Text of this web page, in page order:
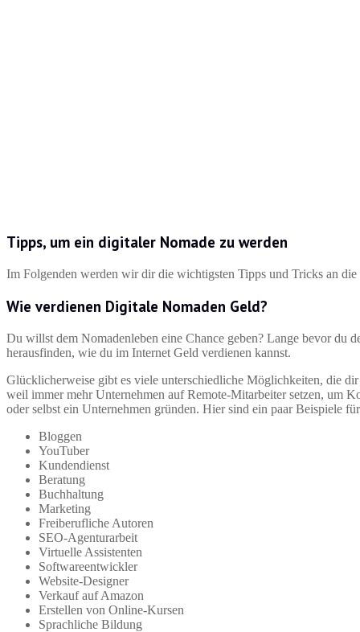
Tipps, um ein digitaler Nomade zu werden
Im Folgenden werden wir dir die wichtigsten Tipps und Tricks an
Wie verdienen Digitale Nomaden Geld?
Du willst dem Nomadenleben eine Chance geben? Lange bevor du
herausfinden, wie du im Internet Geld verdienen kannst.
Glücklicherweise gibt es viele unterschiedliche Möglichkeiten, die
weil immer mehr Unternehmen auf Remote-Mitarbeiter setzen, um
oder selbst ein Unternehmen gründen. Hier sind ein paar Beispiele
Bloggen
YouTuber
Kundendienst
Beratung
Buchhaltung
Marketing
Freiberufliche Autoren
SEO-Agenturarbeit
Virtuelle Assistenten
Softwareentwickler
Website-Designer
Verkauf auf Amazon
Erstellen von Online-Kursen
Sprachliche Bildung